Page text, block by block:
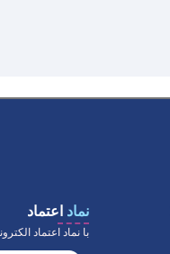
نماد اعتماد
با نماد اعتماد